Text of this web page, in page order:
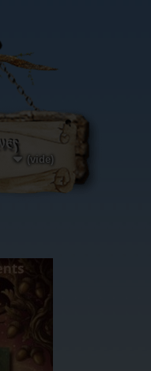
(vide)